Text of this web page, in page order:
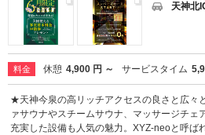
天神北
料金 休憩 4,900 円 ～ サービスタイム
★天神今泉の高リッチアクセスの良さと広々
ァサウナやスチームサウナ、マッサージチェ
充実した設備も人気の魅力。XYZ-neoと呼ば